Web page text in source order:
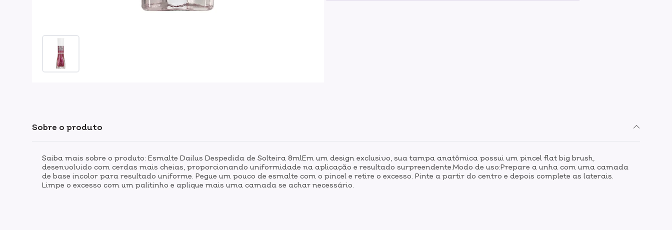
Sobre o produto
Saiba mais sobre o produto: Esmalte Dailus Despedida de Solteira 8mlEm um design exclusivo, sua tampa anatômica possui um pincel flat big brush,
desenvolvido com cerdas mais cheias, proporcionando uniformidade na aplicação e resultado surpreendente.Modo de uso:Prepare a unha com uma camada
de base incolor para resultado uniforme. Pegue um pouco de esmalte com o pincel e retire o excesso. Pinte a partir do centro e depois complete as laterais.
Limpe o excesso com um palitinho e aplique mais uma camada se achar necessário.